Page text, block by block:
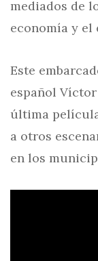
mediados de
economía y el
Este
español
última
a otros
en los